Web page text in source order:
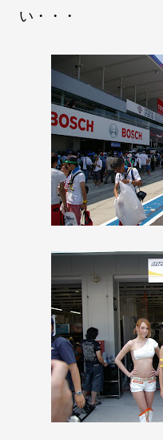
い・・・